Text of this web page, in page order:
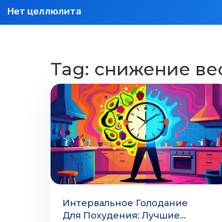
Нет целлюлита
Tag: снижение
Интервальное Голодание
Для Похудения: Лучшие